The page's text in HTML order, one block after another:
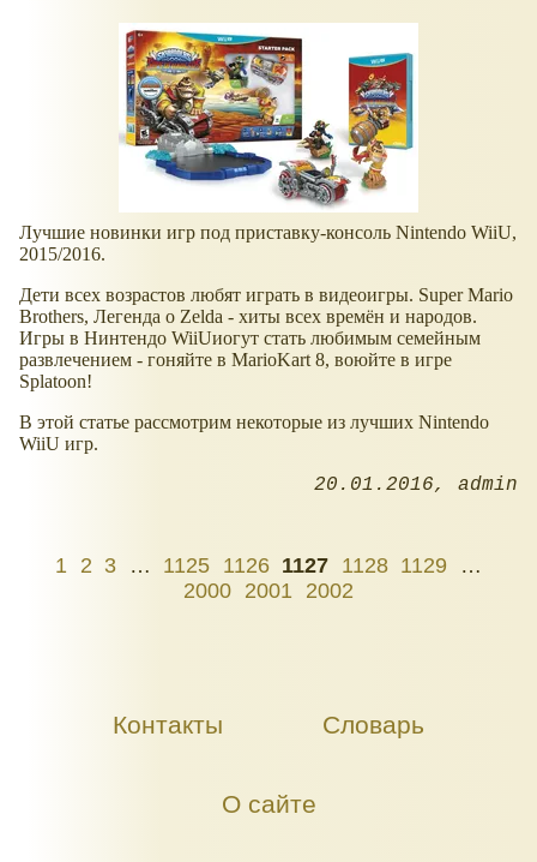
Лучшие новинки игр под приставку-консоль Nintendo WiiU,
2015/2016.
Дети всех возрастов любят играть в видеоигры. Super Mario
Brothers, Легенда о Zelda - хиты всех времён и народов.
Игры в Нинтендо WiiUиогут стать любимым семейным
развлечением - гоняйте в MarioKart 8, воюйте в игре
Splatoon!
В этой статье рассмотрим некоторые из лучших Nintendo
WiiU игр.
20.01.2016 admin
1 2 3 … 1125 1126 1127 1128 1129
…
2000 2001 2002
Контакты Словарь
О сайте